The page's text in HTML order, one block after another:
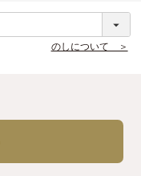
のしについて ＞